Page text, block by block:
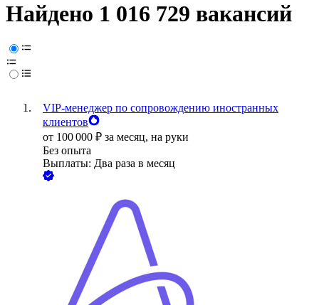
Найдено 1 016 729 вакансий
VIP-менеджер по сопровождению иностранных
клиентов
от 100 000 ₽ за месяц, на руки
Без опыта
Выплаты: Два раза в месяц